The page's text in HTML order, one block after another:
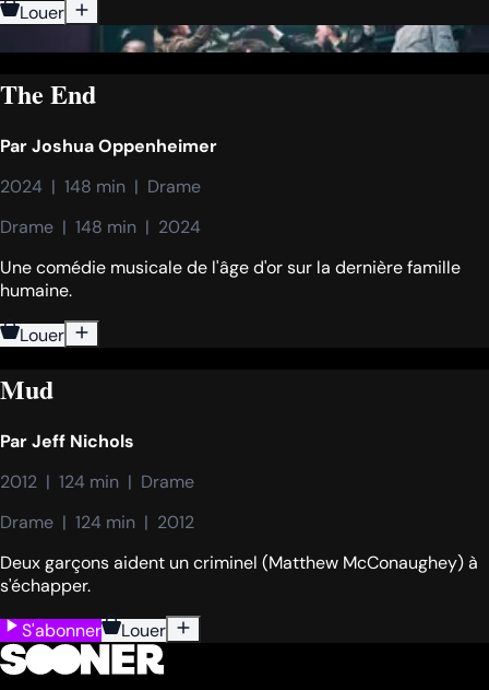
Louer
The End
ParJoshua Oppenheimer
2024  |  148 min  |  Drame
Drame  |  148 min  |  2024
Une comédie musicale de l'âge d'or sur la dernière famille
humaine.
Louer
Mud
ParJeff Nichols
2012  |  124 min  |  Drame
Drame  |  124 min  |  2012
Deux garçons aident un criminel (Matthew McConaughey) à
s'échapper.
S'abonner
Louer